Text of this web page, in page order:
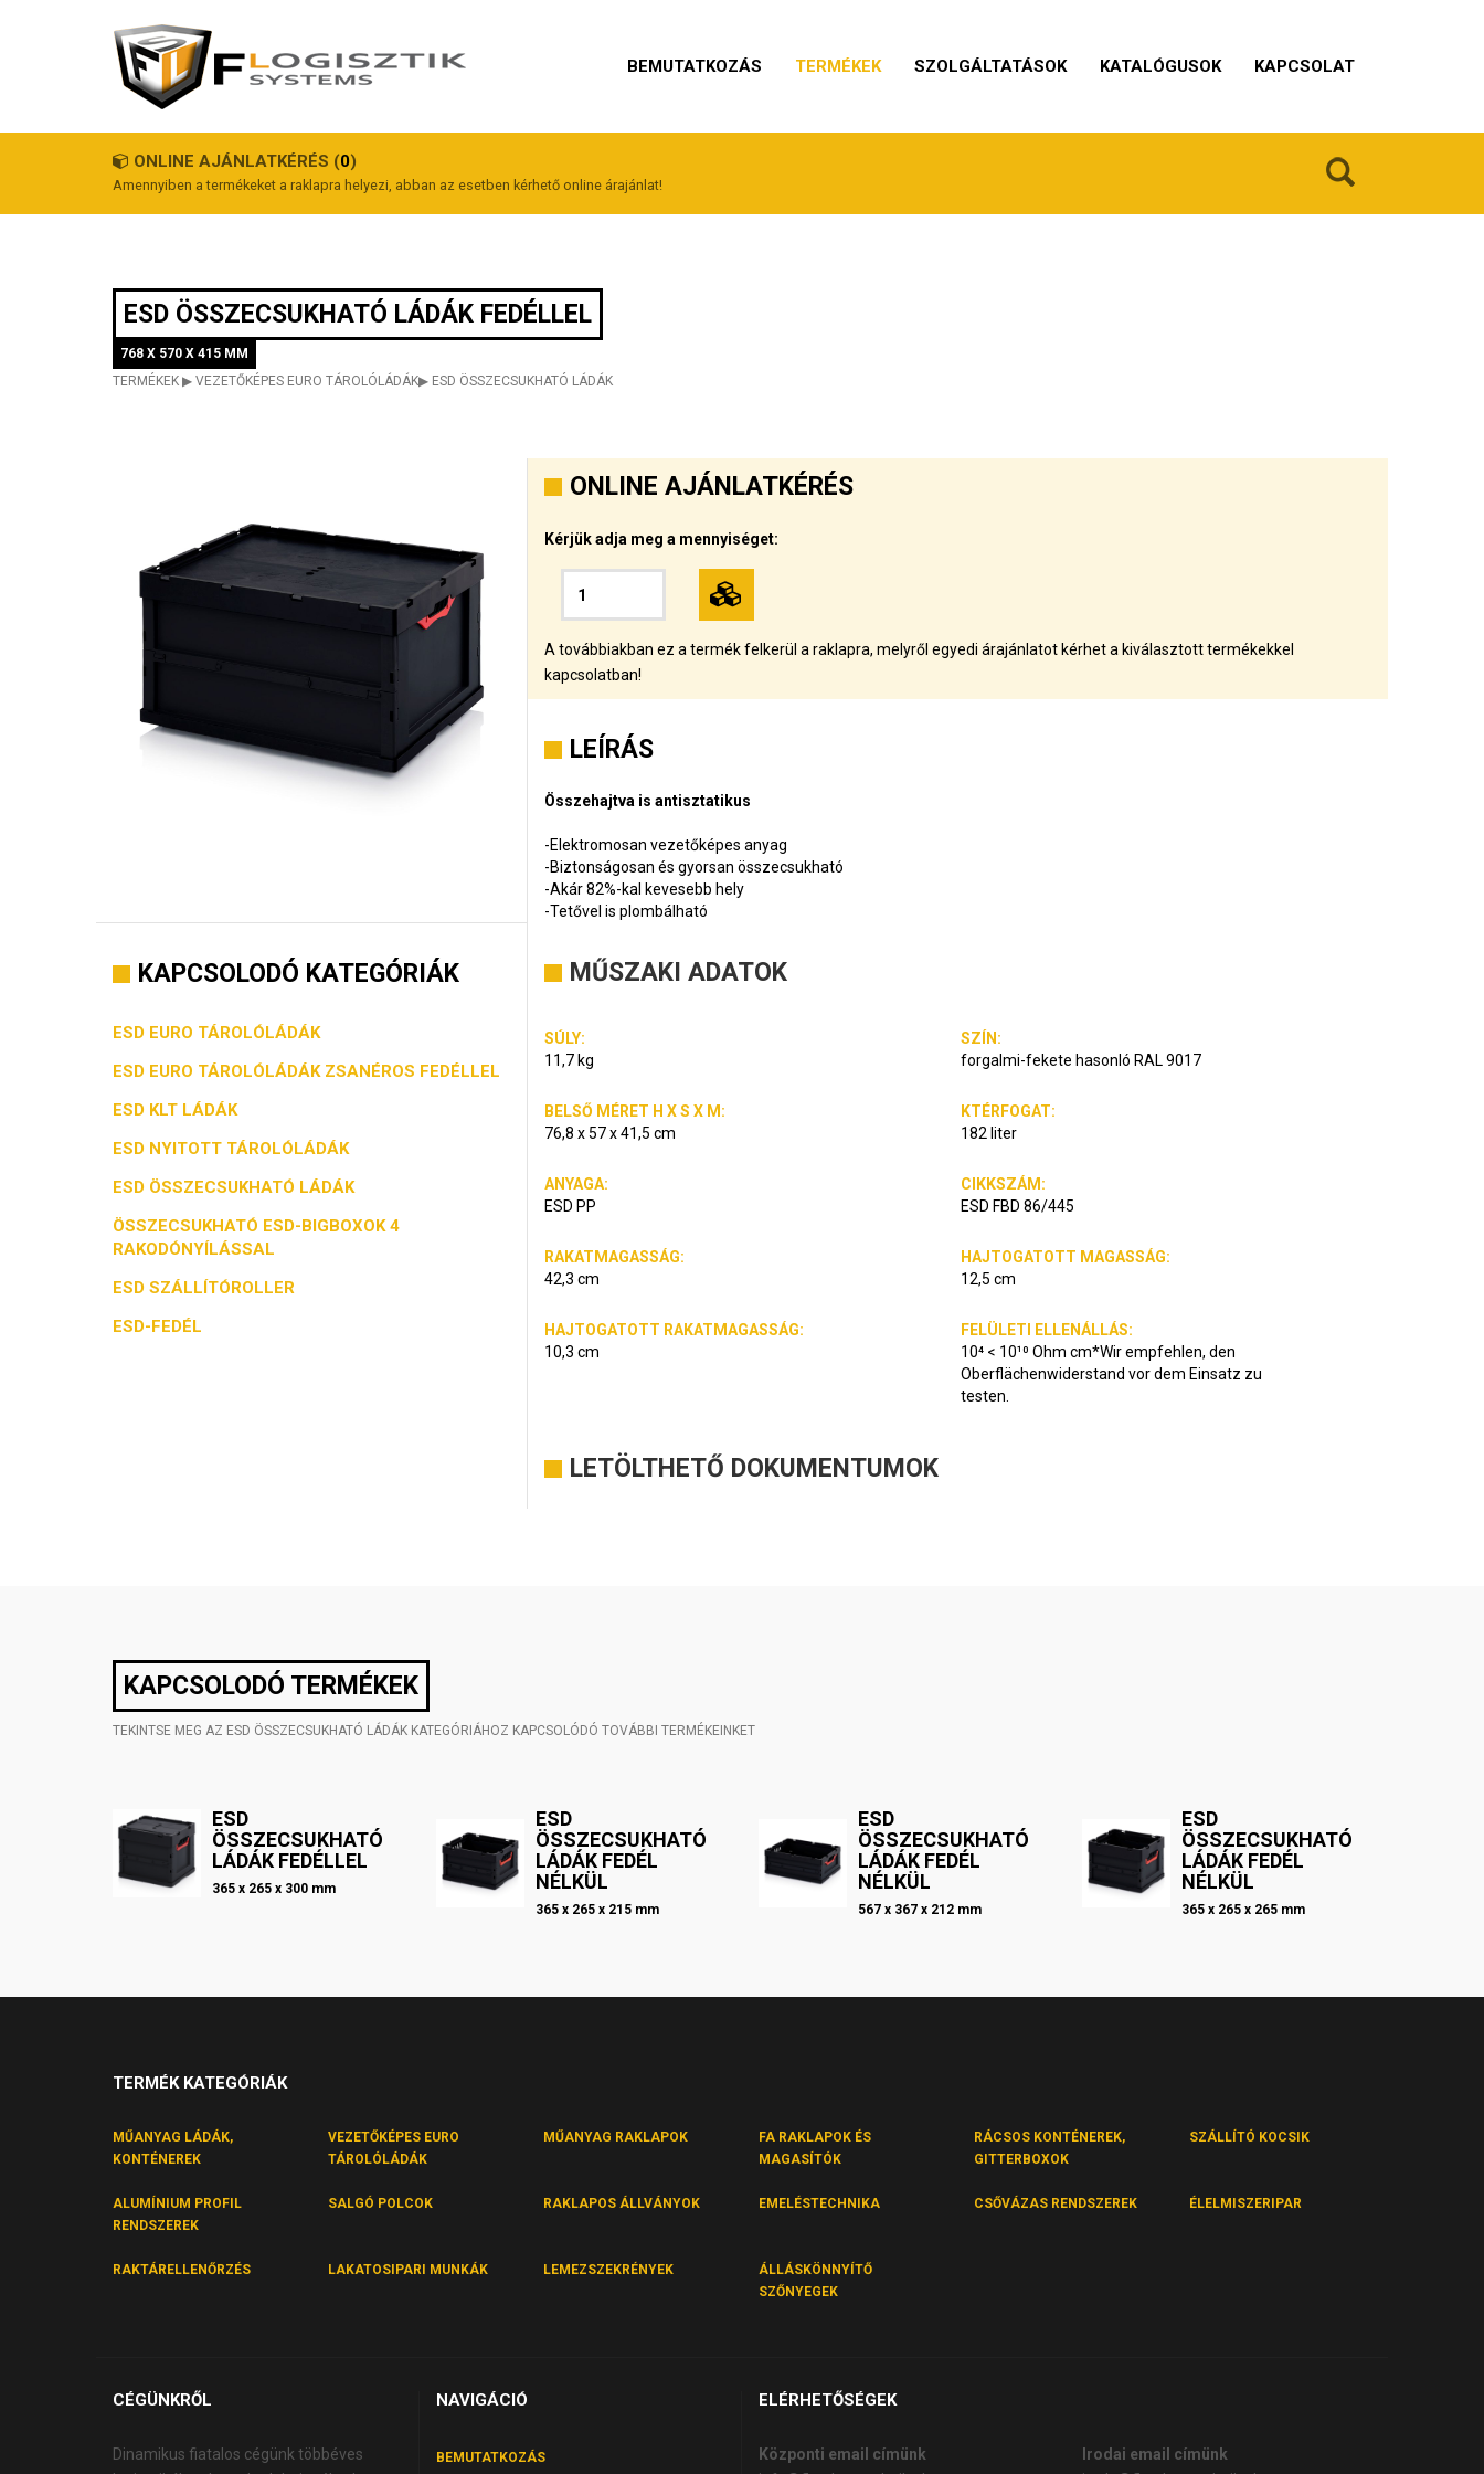
BEMUTATKOZÁS TERMÉKEK SZOLGÁLTATÁSOK KATALÓGUSOK KAPCSOLAT
ONLINE AJÁNLATKÉRÉS (0)
Amennyiben a termékeket a raklapra helyezi, abban az esetben kérhető online árajánlat!
ESD ÖSSZECSUKHATÓ LÁDÁK FEDÉLLEL
768 X 570 X 415 MM
TERMÉKEK ▶ VEZETŐKÉPES EURO TÁROLÓLÁDÁK▶ ESD ÖSSZECSUKHATÓ LÁDÁK
KAPCSOLODÓ KATEGÓRIÁK
ESD EURO TÁROLÓLÁDÁK
ESD EURO TÁROLÓLÁDÁK ZSANÉROS FEDÉLLEL
ESD KLT LÁDÁK
ESD NYITOTT TÁROLÓLÁDÁK
ESD ÖSSZECSUKHATÓ LÁDÁK
ÖSSZECSUKHATÓ ESD-BIGBOXOK 4
RAKODÓNYÍLÁSSAL
ESD SZÁLLÍTÓROLLER
ESD-FEDÉL
ONLINE AJÁNLATKÉRÉS
Kérjük adja meg a mennyiséget:
A továbbiakban ez a termék felkerül a raklapra, melyről egyedi árajánlatot kérhet a kiválasztott termékekkel
kapcsolatban!
LEÍRÁS
Összehajtva is antisztatikus
-Elektromosan vezetőképes anyag
-Biztonságosan és gyorsan összecsukható
-Akár 82%-kal kevesebb hely
-Tetővel is plombálható
MŰSZAKI ADATOK
SÚLY:
11,7 kg
SZÍN:
forgalmi-fekete hasonló RAL 9017
BELSŐ MÉRET H X S X M:
76,8 x 57 x 41,5 cm
KTÉRFOGAT:
182 liter
ANYAGA:
ESD PP
CIKKSZÁM:
ESD FBD 86/445
RAKATMAGASSÁG:
42,3 cm
HAJTOGATOTT MAGASSÁG:
12,5 cm
HAJTOGATOTT RAKATMAGASSÁG:
10,3 cm
FELÜLETI ELLENÁLLÁS:
10⁴ < 10¹⁰ Ohm cm*Wir empfehlen, den
Oberflächenwiderstand vor dem Einsatz zu
testen.
LETÖLTHETŐ DOKUMENTUMOK
KAPCSOLODÓ TERMÉKEK
TEKINTSE MEG AZ ESD ÖSSZECSUKHATÓ LÁDÁK KATEGÓRIÁHOZ KAPCSOLÓDÓ TOVÁBBI TERMÉKEINKET
ESD
ÖSSZECSUKHATÓ
LÁDÁK FEDÉLLEL
365 x 265 x 300 mm
ESD
ÖSSZECSUKHATÓ
LÁDÁK FEDÉL
NÉLKÜL
365 x 265 x 215 mm
ESD
ÖSSZECSUKHATÓ
LÁDÁK FEDÉL
NÉLKÜL
567 x 367 x 212 mm
ESD
ÖSSZECSUKHATÓ
LÁDÁK FEDÉL
NÉLKÜL
365 x 265 x 265 mm
TERMÉK KATEGÓRIÁK
MŰANYAG LÁDÁK,
KONTÉNEREK
VEZETŐKÉPES EURO
TÁROLÓLÁDÁK
MŰANYAG RAKLAPOK
FA RAKLAPOK ÉS
MAGASÍTÓK
RÁCSOS KONTÉNEREK,
GITTERBOXOK
SZÁLLÍTÓ KOCSIK
ALUMÍNIUM PROFIL
RENDSZEREK
SALGÓ POLCOK RAKLAPOS ÁLLVÁNYOK EMELÉSTECHNIKA CSŐVÁZAS RENDSZEREK ÉLELMISZERIPAR
RAKTÁRELLENŐRZÉS LAKATOSIPARI MUNKÁK LEMEZSZEKRÉNYEK
ÁLLÁSKÖNNYÍTŐ
SZŐNYEGEK
CÉGÜNKRŐL
Dinamikus fiatalos cégünk többéves
NAVIGÁCIÓ
BEMUTATKOZÁS
ELÉRHETŐSÉGEK
Központi email címünk
Irodai email címünk